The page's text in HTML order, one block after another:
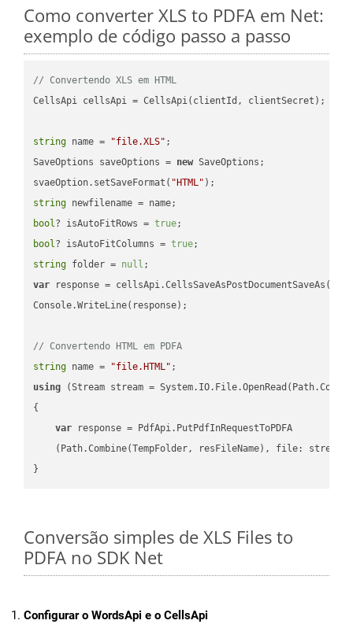
Como converter XLS to PDFA em Net:
exemplo de código passo a passo
// Convertendo XLS em HTML
CellsApi cellsApi = CellsApi(clientId, clientSecret);
string name = "file.XLS" ;
SaveOptions saveOptions = new SaveOptions;
svaeOption.setSaveFormat( "HTML"
string
bool? isAutoFitRows = true
bool? isAutoFitColumns = true
string folder = null
var response =
Console.WriteLine(response);
// Convertendo HTML em PDFA
string name = "file.HTML"
using (Stream stream =
{
var response = PdfApi.PutPdfInRequestToPDFA
    (Path.Combine(TempFolder, resFileName), file: stream);
Conversão simples de XLS Files to
PDFA no SDK Net
Configurar o WordsApi e o CellsApi